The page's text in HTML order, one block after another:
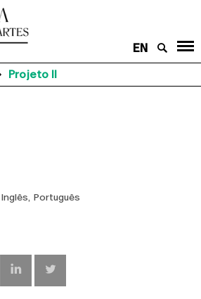
EN
Projeto II
Português